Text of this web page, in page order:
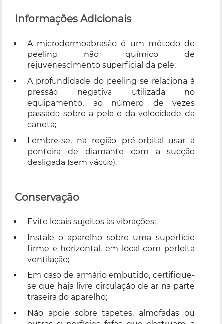
Informações Adicionais
A microdermoabrasão é um método de
peeling não químico de
rejuvenescimento superficial da pele;
A profundidade do peeling se relaciona à
pressão negativa utilizada no
equipamento, ao número de vezes
passado sobre a pele e da velocidade da
caneta;
Lembre-se, na região pré-orbital usar a
ponteira de diamante com a sucção
desligada (sem vácuo).
Conservação
Evite locais sujeitos às vibrações;
Instale o aparelho sobre uma superfície
firme e horizontal, em local com perfeita
ventilação;
Em caso de armário embutido, certifique-
se que haja livre circulação de ar na parte
traseira do aparelho;
Não apoie sobre tapetes, almofadas ou